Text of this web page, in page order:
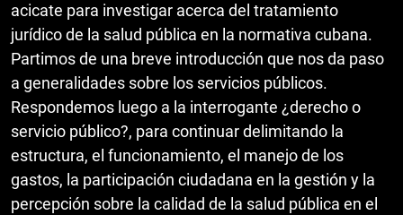
acicate para investigar acerca del tratamiento
jurídico de la salud pública en la normativa cubana.
Partimos de una breve introducción que nos da paso
a generalidades sobre los servicios públicos.
Respondemos luego a la interrogante ¿derecho o
servicio público?, para continuar delimitando la
estructura, el funcionamiento, el manejo de los
gastos, la participación ciudadana en la gestión y la
percepción sobre la calidad de la salud pública en el